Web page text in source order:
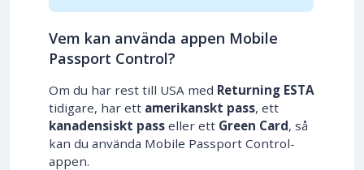
Vem kan använda appen Mobile
Passport Control?
Om du har rest till USA med Returning ESTA
tidigare, har ett amerikanskt pass, ett
kanadensiskt pass eller ett Green Card, så
kan du använda Mobile Passport Control-
appen.